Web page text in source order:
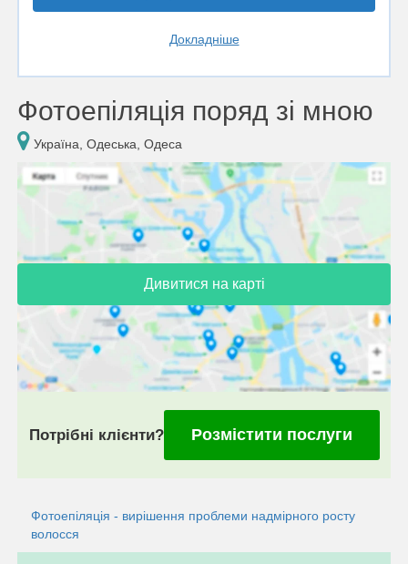
Докладніше
Фотоепіляція поряд зі мною
Україна, Одеська, Одеса
Дивитися на карті
Потрібні клієнти? Розмістити послуги
Фотоепіляція - вирішення проблеми надмірного росту
волосся